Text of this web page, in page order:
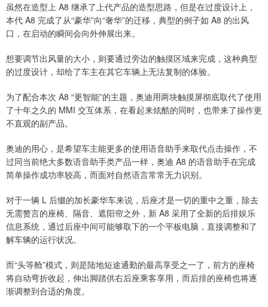
虽然在造型上 A8 继承了上代产品的造型思路，但是在过度设计上，
本代 A8 完成了从“豪华”向“奢华”的迁移，典型的例子如 A8 的出风
口，在启动的瞬间会向外伸展出来。
想要调节出风量的大小，则要通过旁边的触摸区域来完成，这种典型
的过度设计，却给了车主在其它车辆上无法复制的体验。
为了配合本次 A8 “更智能”的主题，奥迪用两块触摸屏彻底取代了使用
了十年之久的 MMI 交互体系，在看起来炫酷的同时，也带来了操作更
不直观的副产品。
奥迪的用心，是希望车主能更多的使用语音助手来取代点击操作，不
过同当前绝大多数语音助手类产品一样，奥迪 A8 的语音助手在完成
简单操作成功率较高，而面对自然语言常常无力识别。
对于一辆 L 后缀的加长豪华车来说，后座才是一切的重中之重，除去
无需赘言的座椅、隔音、遮阳帘之外，新 A8 采用了全新的后排娱乐
信息系统，通过后座中间可能够取下的一个平板电脑，直接调整和了
解车辆的运行状况。
而“头等舱”模式，则是陆地短途通勤的最高享受之一了，前方的座椅
将自动弯折收起，伸出脚踏供右后座乘客享用，而后排的座椅也将逐
渐调整到合适的角度。